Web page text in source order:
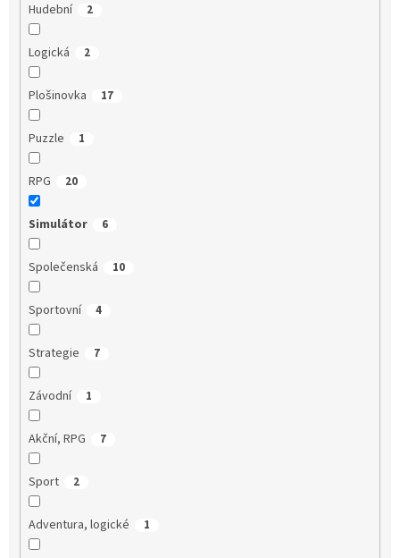
Hudební 2
Logická 2
Plošinovka 17
Puzzle 1
RPG 20
Simulátor 6
Společenská 10
Sportovní 4
Strategie 7
Závodní 1
Akční, RPG 7
Sport 2
Adventura, logické 1